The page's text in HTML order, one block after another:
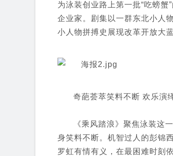
为泳装创业路上第一批“吃螃
企业家。剧集以一群东北小人
小人物拼搏史展现改革开放大蓝
奇葩荟萃笑料不断 欢乐演
《乘风踏浪》聚焦泳装这
身笑料不断。机智过人的彭锦
罗虹有情有义，在最困难时刻